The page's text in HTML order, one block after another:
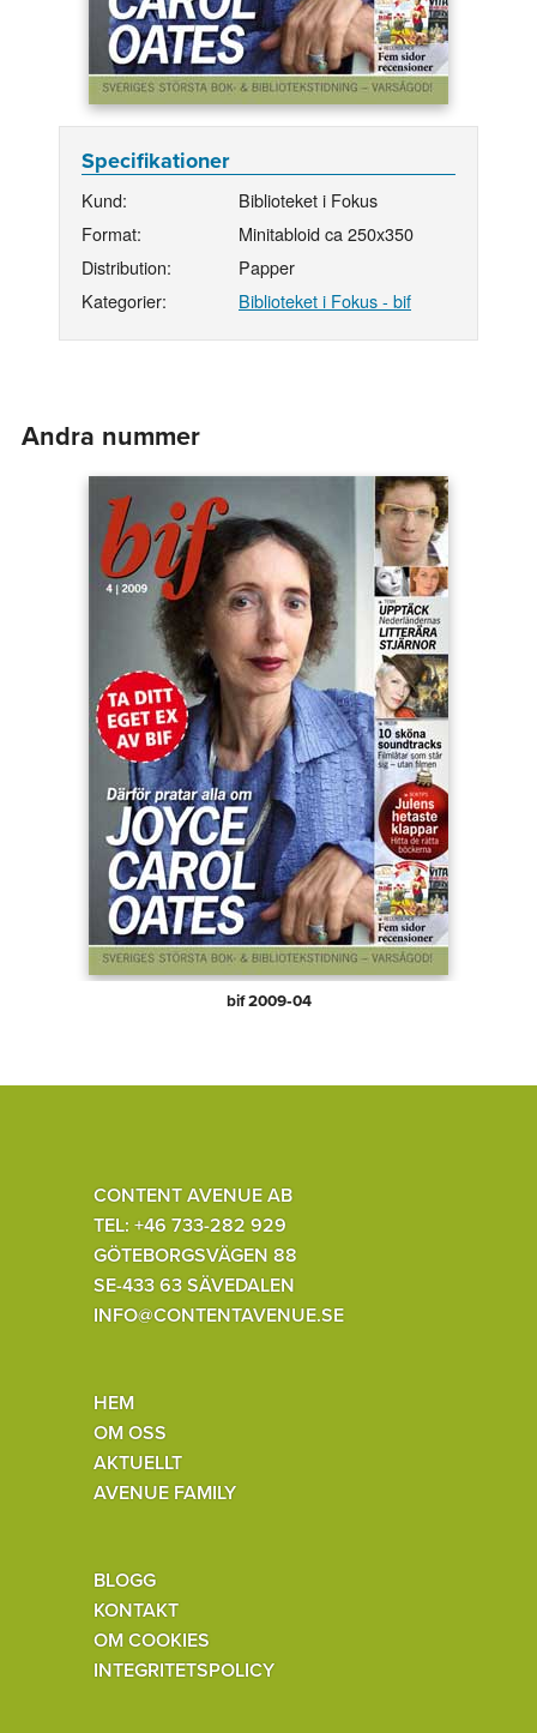
Specifikationer
Kund:
Biblioteket i Fokus
Format:
Minitabloid ca 250x350
Distribution:
Papper
Kategorier:
Biblioteket i Fokus - bif
Andra nummer
bif 2009‑04
CONTENT AVENUE AB
TEL: +46 733-282 929
GÖTEBORGSVÄGEN 88
SE-433 63 SÄVEDALEN
INFO@CONTENTAVENUE.SE
HEM
OM OSS
AKTUELLT
AVENUE FAMILY
BLOGG
KONTAKT
OM COOKIES
INTEGRITETSPOLICY